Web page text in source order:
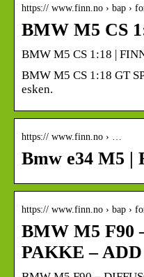
https:// www.finn.no › bap ›
BMW M5 CS
BMW M5 CS 1:18 |
BMW M5 CS 1:18 GT
esken.
https:// www.finn.no › …
Bmw e34 M5 |
https:// www.finn.no › bap ›
BMW M5 F90
PAKKE –